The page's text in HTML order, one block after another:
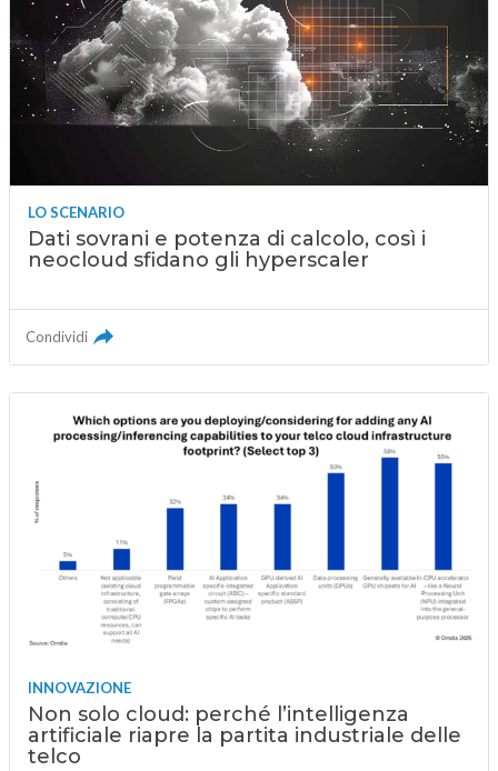
LO SCENARIO
Dati sovrani e potenza di calcolo, così i
neocloud sfidano gli hyperscaler
Condividi
INNOVAZIONE
Non solo cloud: perché l’intelligenza
artificiale riapre la partita industriale delle
telco